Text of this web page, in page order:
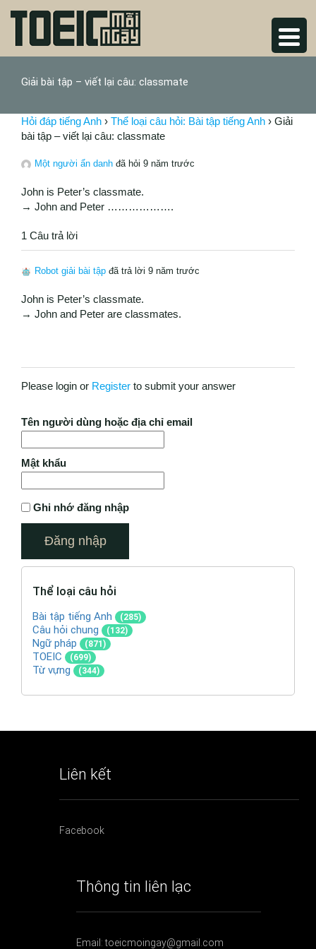
Giải bài tập – viết lại câu: classmate
Hỏi đáp tiếng Anh › Thể loại câu hỏi: Bài tập tiếng Anh › Giải
bài tập – viết lại câu: classmate
Một người ẩn danh đã hỏi 9 năm trước
John is Peter’s classmate.
→ John and Peter ……………….
1 Câu trả lời
Robot giải bài tập đã trả lời 9 năm trước
John is Peter’s classmate.
→ John and Peter are classmates.
Please login or Register to submit your answer
Tên người dùng hoặc địa chỉ email
Mật khẩu
Ghi nhớ đăng nhập
Thể loại câu hỏi
Bài tập tiếng Anh (285)
Câu hỏi chung (132)
Ngữ pháp (871)
TOEIC (699)
Từ vựng (344)
Liên kết
Facebook
Thông tin liên lạc
Email: toeicmoingay@gmail.com